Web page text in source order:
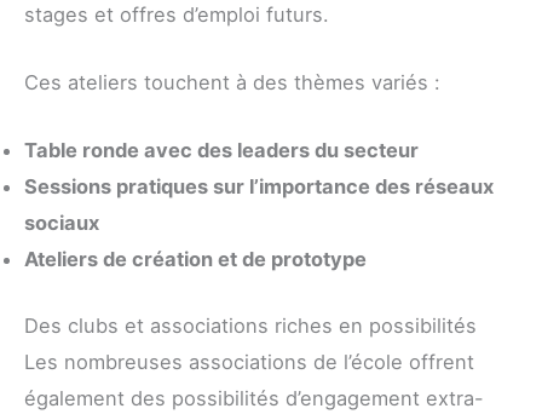
stages et offres d’emploi futurs.
Ces ateliers touchent à des thèmes variés :
Table ronde avec des leaders du secteur
Sessions pratiques sur l’importance des réseaux
sociaux
Ateliers de création et de prototype
Des clubs et associations riches en possibilités
Les nombreuses associations de l’école offrent
également des possibilités d’engagement extra-